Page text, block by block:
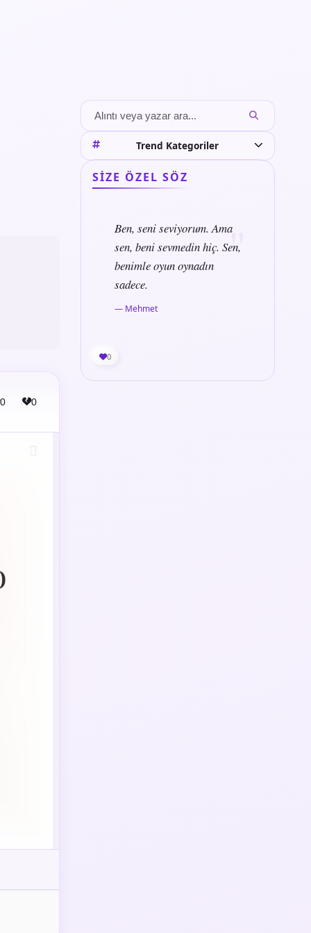
0 0
Trend Kategoriler
SIZE ÖZEL SÖZ
Ben, seni seviyorum. Ama
sen, beni sevmedin hiç. Sen,
benimle oyun oynadın
sadece.
— Mehmet
0